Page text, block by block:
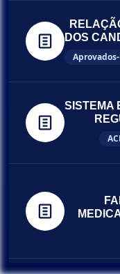
DOS
SISTEMA